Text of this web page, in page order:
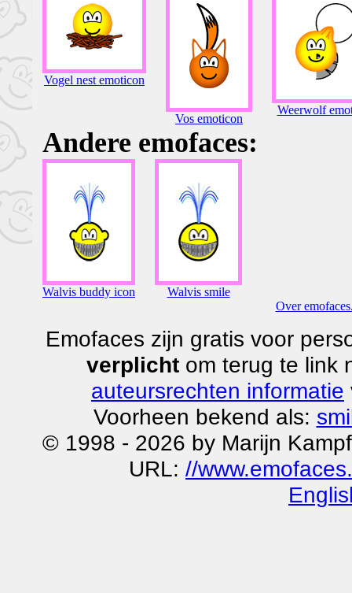
Vogel nest emoticon
Vos emoticon
Weerwolf
Andere emofaces:
Walvis buddy icon
Walvis smile
Over
Emofaces zijn gratis voor
verplichtom terug te link
auteursrechten informatie
Voorheen bekend als:
© 1998 - 2026 by Marijn
URL: //